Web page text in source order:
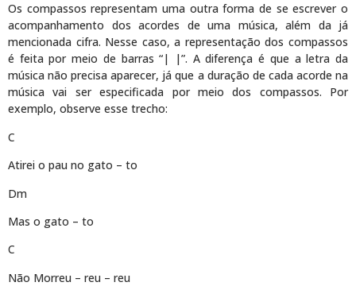
Os compassos representam uma outra forma de se escrever o
acompanhamento dos acordes de uma música, além da já
mencionada cifra. Nesse caso, a representação dos compassos
é feita por meio de barras “| |”. A diferença é que a letra da
música não precisa aparecer, já que a duração de cada acorde na
música vai ser especificada por meio dos compassos. Por
exemplo, observe esse trecho:
C
Atirei o pau no gato – to
Dm
Mas o gato – to
C
Não Morreu – reu – reu